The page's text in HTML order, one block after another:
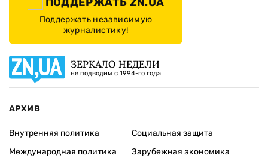
Поддержать независимую
журналистику!
ЗЕРКАЛО НЕДЕЛИ
не подводим с 1994-го года
АРХИВ
Внутренняя политика
Международная политика
Социальная защита
Зарубежная экономика